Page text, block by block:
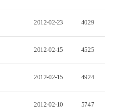
2012-02-23 4029
2012-02-15 4525
2012-02-15 4924
2012-02-10 5747